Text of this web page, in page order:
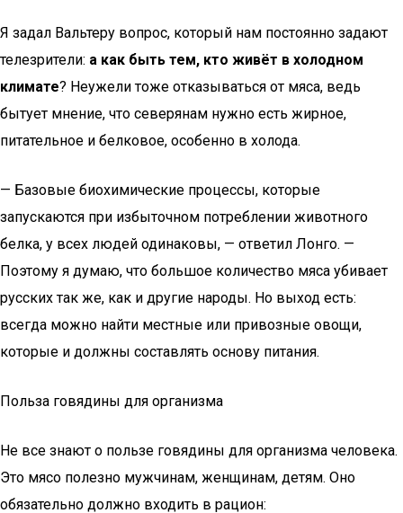
Я задал Вальтеру вопрос, который нам постоянно задают
телезрители: а как быть тем, кто живёт в холодном
климате? Неужели тоже отказываться от мяса, ведь
бытует мнение, что северянам нужно есть жирное,
питательное и белковое, особенно в холода.
— Базовые биохимические процессы, которые
запускаются при избыточном потреблении животного
белка, у всех людей одинаковы, — ответил Лонго. —
Поэтому я думаю, что большое количество мяса убивает
русских так же, как и другие народы. Но выход есть:
всегда можно найти местные или привозные овощи,
которые и должны составлять основу питания.
Польза говядины для организма
Не все знают о пользе говядины для организма человека.
Это мясо полезно мужчинам, женщинам, детям. Оно
обязательно должно входить в рацион: